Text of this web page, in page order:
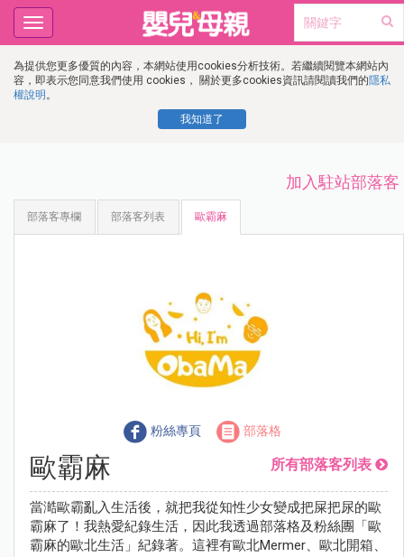
為提供您更多優質的內容，本網站使用cookies分析技術。若繼續閱覽本網站內
容，即表示您同意我們使用 cookies， 關於更多cookies資訊請閱讀我們的隱私
權說明 。
我知道了
Toggle
navigation
加入駐站部落客
部落客專欄 部落客列表 歐霸麻
粉絲專頁 部落格
歐霸麻 所有部落客列表
當澔歐霸亂入生活後，就把我從知性少女變成把屎把尿的歐
霸麻了！我熱愛紀錄生活，因此我透過部落格及粉絲團「歐
霸麻的歐北生活」紀錄著。這裡有歐北Mermer、歐北開箱、